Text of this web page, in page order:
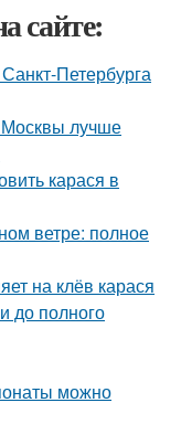
сайте:
Петербурга
Москвы лучше
карася в
ветре: полное
на клёв карася
до полного
можно